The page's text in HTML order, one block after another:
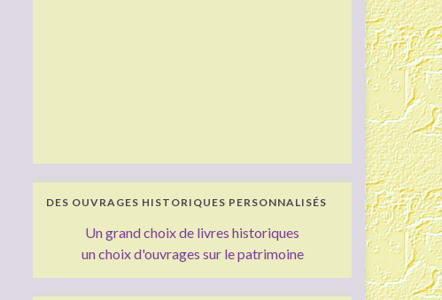
DES OUVRAGES HISTORIQUES PERSONNALISÉS
Un grand choix de livres historiques
un choix d'ouvrages sur le patrimoine